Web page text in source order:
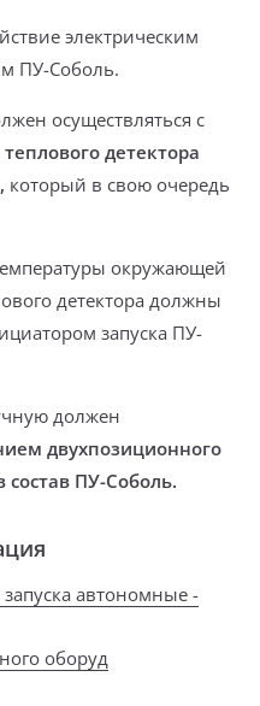
электрическим
ПУ-Соболь.
осуществляться с
детектора
который в свою очередь
окружающей
детектора должны
запуска ПУ-
должен
двухпозиционного
состав ПУ-Соболь.
автономные -
оборуд